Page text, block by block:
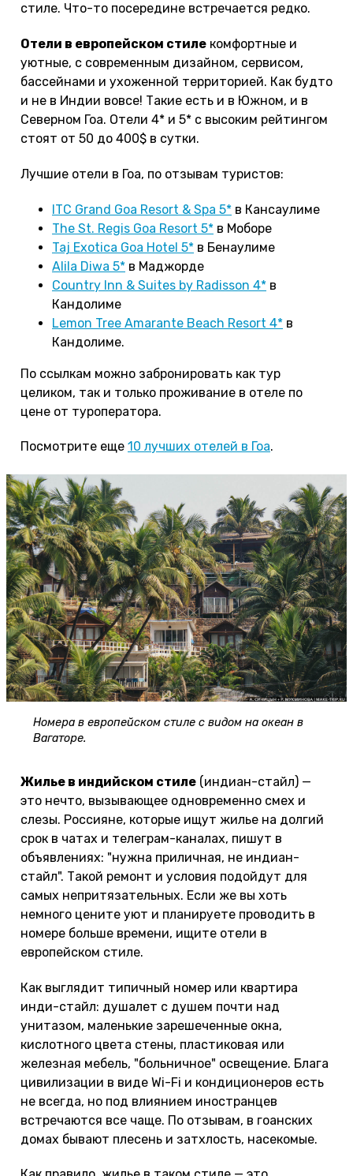
стиле. Что-то посередине встречается редко.
Отели в европейском стиле комфортные и
уютные, с современным дизайном, сервисом,
бассейнами и ухоженной территорией. Как будто
и не в Индии вовсе! Такие есть и в Южном, и в
Северном Гоа. Отели 4* и 5* с высоким рейтингом
стоят от 50 до 400$ в сутки.
Лучшие отели в Гоа, по отзывам туристов:
ITC Grand Goa Resort & Spa 5* в Кансаулиме
The St. Regis Goa Resort 5* в Моборе
Taj Exotica Goa Hotel 5* в Бенаулиме
Alila Diwa 5* в Маджорде
Country Inn & Suites by Radisson 4* в
Кандолиме
Lemon Tree Amarante Beach Resort 4* в
Кандолиме.
По ссылкам можно забронировать как тур
целиком, так и только проживание в отеле по
цене от туроператора.
Посмотрите еще 10 лучших отелей в Гоа.
Номера в европейском стиле с видом на океан в
Вагаторе.
Жилье в индийском стиле (индиан-стайл) —
это нечто, вызывающее одновременно смех и
слезы. Россияне, которые ищут жилье на долгий
срок в чатах и телеграм-каналах, пишут в
объявлениях: "нужна приличная, не индиан-
стайл". Такой ремонт и условия подойдут для
самых непритязательных. Если же вы хоть
немного цените уют и планируете проводить в
номере больше времени, ищите отели в
европейском стиле.
Как выглядит типичный номер или квартира
инди-стайл: душалет с душем почти над
унитазом, маленькие зарешеченные окна,
кислотного цвета стены, пластиковая или
железная мебель, "больничное" освещение. Блага
цивилизации в виде Wi-Fi и кондиционеров есть
не всегда, но под влиянием иностранцев
встречаются все чаще. По отзывам, в гоанских
домах бывают плесень и затхлость, насекомые.